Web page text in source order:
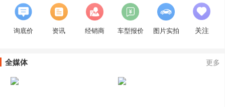
询底价 资讯 经销商 车型报价 图片实拍 关注
全媒体 更多